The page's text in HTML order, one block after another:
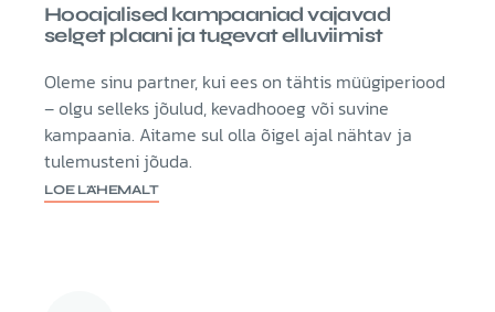
Hooajalised kampaaniad vajavad
selget plaani ja tugevat elluviimist
Oleme sinu partner, kui ees on tähtis müügiperiood
– olgu selleks jõulud, kevadhooeg või suvine
kampaania. Aitame sul olla õigel ajal nähtav ja
tulemusteni jõuda.
LOE LÄHEMALT